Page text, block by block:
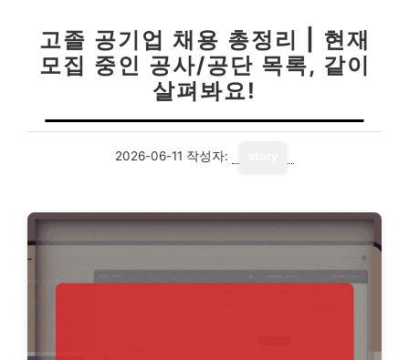
고졸 공기업 채용 총정리 | 현재
모집 중인 공사/공단 목록, 같이
살펴봐요!
2026-06-11 작성자: